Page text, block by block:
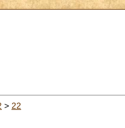
> 22